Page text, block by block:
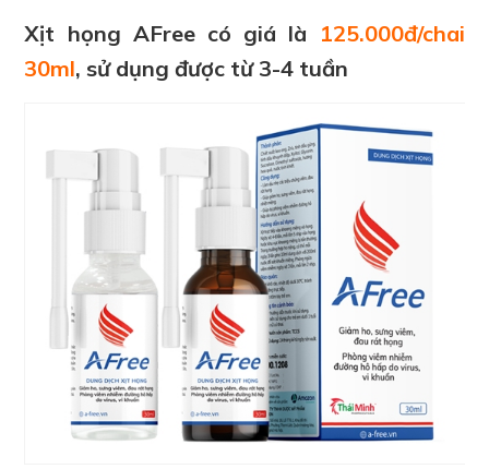
Xịt họng AFree có giá là 125.000đ/chai
30ml, sử dụng được từ 3-4 tuần